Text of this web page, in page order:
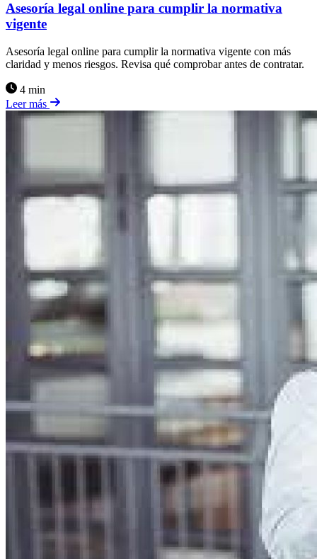
Asesoría legal online para cumplir la normativa
vigente
Asesoría legal online para cumplir la normativa vigente con más
claridad y menos riesgos. Revisa qué comprobar antes de contratar.
4 min
Leer más